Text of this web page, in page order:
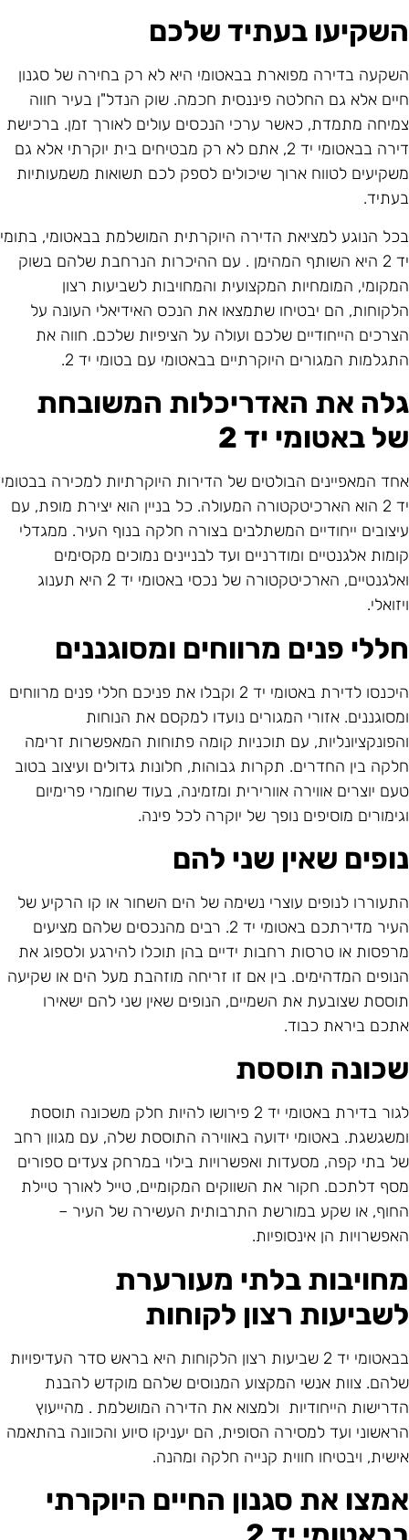
בעתיד שלכם
בדירה מפוארת בבאטומי היא לא רק בחירה של סגנון
אלא גם החלטה פיננסית חכמה. שוק הנדל"ן בעיר חווה
מתמדת, כאשר ערכי הנכסים עולים לאורך זמן. ברכישת
דירה בבאטומי יד 2, אתם לא רק מבטיחים בית יוקרתי אלא גם
לטווח ארוך שיכולים לספק לכם תשואות משמעותיות
הנוגע למציאת הדירה היוקרתית המושלמת בבאטומי, בתומי
יד 2 היא השותף המהימן . עם ההיכרות הנרחבת שלהם בשוק
המומחיות המקצועית והמחויבות לשביעות רצון
הם יבטיחו שתמצאו את הנכס האידיאלי העונה על
הייחודיים שלכם ועולה על הציפיות שלכם. חווה את
המגורים היוקרתיים בבאטומי עם בטומי יד 2.
את האדריכלות המשובחת
באטומי יד 2
המאפיינים הבולטים של הדירות היוקרתיות למכירה בבטומי
יד 2 הוא הארכיטקטורה המעולה. כל בניין הוא יצירת מופת, עם
ייחודיים המשתלבים בצורה חלקה בנוף העיר. ממגדלי
אלגנטיים ומודרניים ועד לבניינים נמוכים מקסימים
ואלגנטיים, הארכיטקטורה של נכסי באטומי יד 2 היא תענוג
פנים מרווחים ומסוגננים
היכנסו לדירת באטומי יד 2 וקבלו את פניכם חללי פנים מרווחים
אזורי המגורים נועדו למקסם את הנוחות
עם תוכניות קומה פתוחות המאפשרות זרימה
בין החדרים. תקרות גבוהות, חלונות גדולים ועיצוב בטוב
יוצרים אווירה אוורירית ומזמינה, בעוד שחומרי פרימיום
מוסיפים נופך של יוקרה לכל פינה.
שאין שני להם
לנופים עוצרי נשימה של הים השחור או קו הרקיע של
העיר מדירתכם באטומי יד 2. רבים מהנכסים שלהם מציעים
או טרסות רחבות ידיים בהן תוכלו להירגע ולספוג את
המדהימים. בין אם זו זריחה מוזהבת מעל הים או שקיעה
שצובעת את השמיים, הנופים שאין שני להם ישאירו
ביראת כבוד.
תוססת
לגור בדירת באטומי יד 2 פירושו להיות חלק משכונה תוססת
באטומי ידועה באווירה התוססת שלה, עם מגוון רחב
בתי קפה, מסעדות ואפשרויות בילוי במרחק צעדים ספורים
דלתכם. חקור את השווקים המקומיים, טייל לאורך טיילת
או שקע במורשת התרבותית העשירה של העיר –
הן אינסופיות.
בלתי מעורערת
רצון לקוחות
בבאטומי יד 2 שביעות רצון הלקוחות היא בראש סדר העדיפויות
צוות אנשי המקצוע המנוסים שלהם מוקדש להבנת
הייחודיות ולמצוא את הדירה המושלמת . מהייעוץ
ועד למסירה הסופית, הם יעניקו סיוע והכוונה בהתאמה
ויבטיחו חווית קנייה חלקה ומהנה.
את סגנון החיים היוקרתי